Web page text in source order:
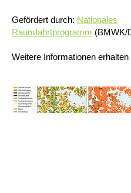
Gefördert durch: Nationales
Raumfahrtprogramm (BMWK/
Weitere Informationen erhalten